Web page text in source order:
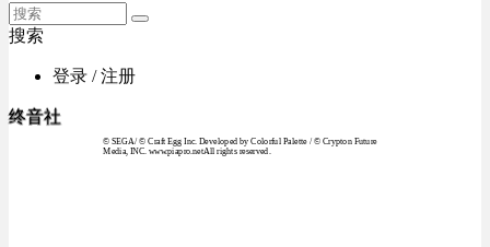
搜索
登录 / 注册
终音社
© SEGA / © Craft Egg Inc. Developed by Colorful Palette / © Crypton Future
Media, INC. www.piapro.netAll rights reserved.